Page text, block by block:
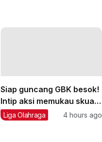
Siap guncang GBK besok!
Intip aksi memukau skuad
AC Milan di Senayan
Liga Olahraga 4 hours ago